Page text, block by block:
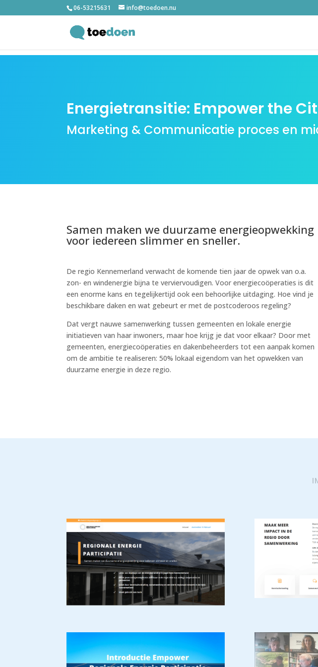
06-53215631 info@toedoen.nu
Energietransitie: Empower the
Marketing & Communicatie proces en
Samen maken we duurzame energieopwekking
voor iedereen slimmer en sneller.
De regio Kennemerland verwacht de komende tien jaar de opwek van o.a.
zon- en windenergie bijna te verviervoudigen. Voor energiecoöperaties is dit
een enorme kans en tegelijkertijd ook een behoorlijke uitdaging. Hoe vind je
beschikbare daken en wat gebeurt er met de postcoderoos regeling?
Dat vergt nauwe samenwerking tussen gemeenten en lokale energie
initiatieven van haar inwoners, maar hoe krijg je dat voor elkaar? Door met
gemeenten, energiecoöperaties en dakenbeheerders tot een aanpak komen
om de ambitie te realiseren: 50% lokaal eigendom van het opwekken van
duurzame energie in deze regio.